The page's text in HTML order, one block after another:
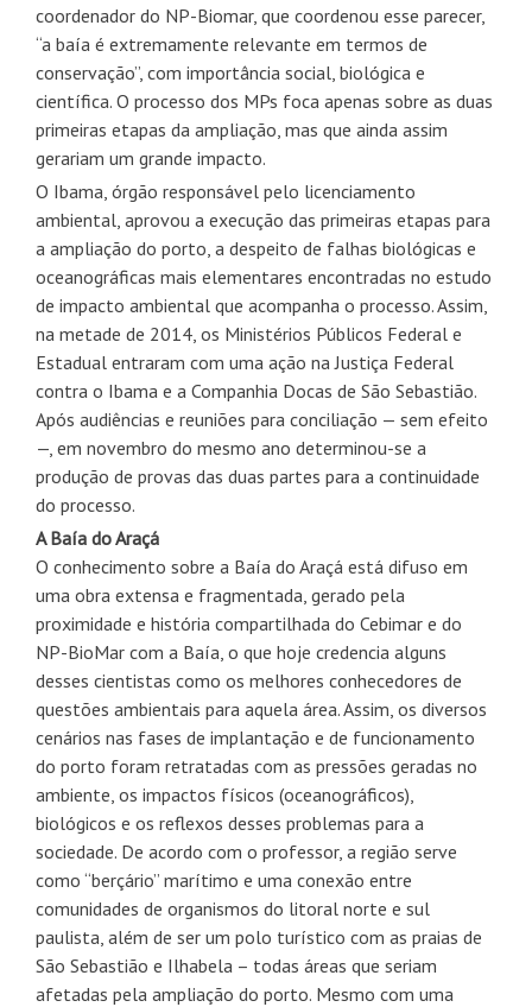
coordenador do NP-Biomar, que coordenou esse parecer,
“a baía é extremamente relevante em termos de
conservação”, com importância social, biológica e
científica. O processo dos MPs foca apenas sobre as duas
primeiras etapas da ampliação, mas que ainda assim
gerariam um grande impacto.
O Ibama, órgão responsável pelo licenciamento
ambiental, aprovou a execução das primeiras etapas para
a ampliação do porto, a despeito de falhas biológicas e
oceanográficas mais elementares encontradas no estudo
de impacto ambiental que acompanha o processo. Assim,
na metade de 2014, os Ministérios Públicos Federal e
Estadual entraram com uma ação na Justiça Federal
contra o Ibama e a Companhia Docas de São Sebastião.
Após audiências e reuniões para conciliação — sem efeito
—, em novembro do mesmo ano determinou-se a
produção de provas das duas partes para a continuidade
do processo.
A Baía do Araçá
O conhecimento sobre a Baía do Araçá está difuso em
uma obra extensa e fragmentada, gerado pela
proximidade e história compartilhada do Cebimar e do
NP-BioMar com a Baía, o que hoje credencia alguns
desses cientistas como os melhores conhecedores de
questões ambientais para aquela área. Assim, os diversos
cenários nas fases de implantação e de funcionamento
do porto foram retratadas com as pressões geradas no
ambiente, os impactos físicos (oceanográficos),
biológicos e os reflexos desses problemas para a
sociedade. De acordo com o professor, a região serve
como “berçário” marítimo e uma conexão entre
comunidades de organismos do litoral norte e sul
paulista, além de ser um polo turístico com as praias de
São Sebastião e Ilhabela – todas áreas que seriam
afetadas pela ampliação do porto. Mesmo com uma